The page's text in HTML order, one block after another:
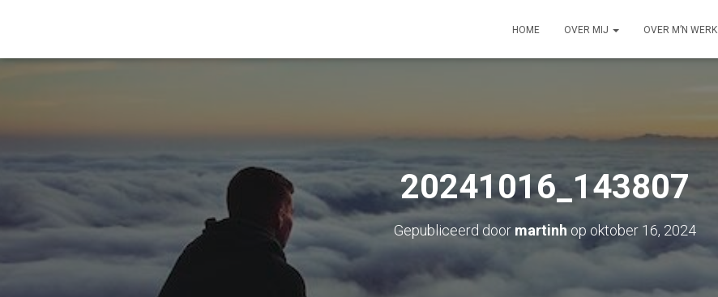
HOME OVER MIJ OVER M’N WERK
20241016_143807
Gepubliceerd door martinh op oktober 16, 2024